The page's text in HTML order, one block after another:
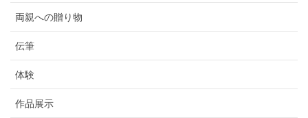
両親への贈り物
伝筆
体験
作品展示